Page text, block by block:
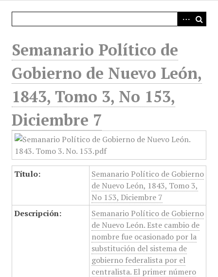
Semanario Político de
Gobierno de Nuevo León,
1843, Tomo 3, No 153,
Diciembre 7
Título:
Semanario Político de Gobierno
de Nuevo León, 1843, Tomo 3,
No 153, Diciembre 7
Descripción:
Semanario Político de Gobierno
de Nuevo León. Este cambio de
nombre fue ocasionado por la
substitución del sistema de
gobierno federalista por el
centralista. El primer número